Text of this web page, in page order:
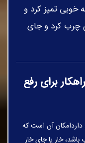
خوبی تمیز کرد و
چرب کرد و جای
برای رفع
آن است که
خار یا جای خار